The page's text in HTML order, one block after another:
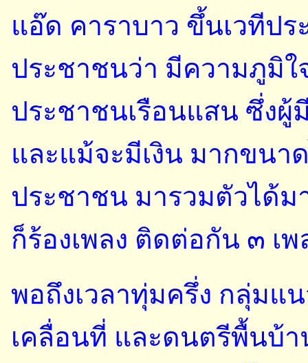
แอ๊ด คาราบาว ขึ้นเวทีป
ประชาชนว่า มีความภูมิ
ประชาชนเรือนแสน ซึ่งผู้
และแม้จะมีเงิน มากขนา
ประชาชน มารวมตัวได้
ก็ร้องเพลง ติดต่อกัน ๓ เพ
พอถึงเวลาทุ่มครึ่ง กลุ่มแ
เคลื่อนที่ และดนตรีพื้นบ้า